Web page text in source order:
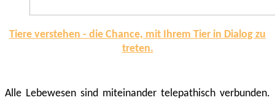
Tiere verstehen - die Chance, mit Ihrem Tier in Dialog zu
treten.
Alle Lebewesen sind miteinander telepathisch verbunden.